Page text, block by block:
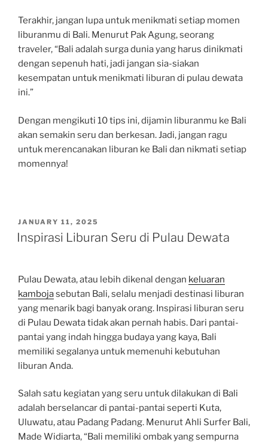
Terakhir, jangan lupa untuk menikmati setiap momen
liburanmu di Bali. Menurut Pak Agung, seorang
traveler, “Bali adalah surga dunia yang harus dinikmati
dengan sepenuh hati, jadi jangan sia-siakan
kesempatan untuk menikmati liburan di pulau dewata
ini.”
Dengan mengikuti 10 tips ini, dijamin liburanmu ke Bali
akan semakin seru dan berkesan. Jadi, jangan ragu
untuk merencanakan liburan ke Bali dan nikmati setiap
momennya!
POSTED
ON
JANUARY 11, 2025
Inspirasi Liburan Seru di Pulau Dewata
Pulau Dewata, atau lebih dikenal dengan keluaran
kambojasebutan Bali, selalu menjadi destinasi liburan
yang menarik bagi banyak orang. Inspirasi liburan seru
di Pulau Dewata tidak akan pernah habis. Dari pantai-
pantai yang indah hingga budaya yang kaya, Bali
memiliki segalanya untuk memenuhi kebutuhan
liburan Anda.
Salah satu kegiatan yang seru untuk dilakukan di Bali
adalah berselancar di pantai-pantai seperti Kuta,
Uluwatu, atau Padang Padang. Menurut Ahli Surfer Bali,
Made Widiarta, “Bali memiliki ombak yang sempurna